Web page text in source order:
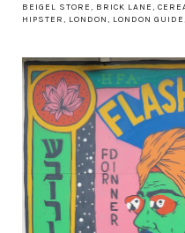
BEIGEL STORE , BRICK LANE ,
HIPSTER , LONDON , LONDON GUIDE